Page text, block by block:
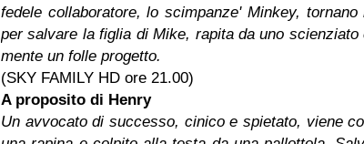
fedele collaboratore, lo scimpanze' Minkey, tornano
per salvare la figlia di Mike, rapita da uno scienziato
mente un folle progetto.
(SKY FAMILY HD ore 21.00)
A proposito di Henry
Un avvocato di successo, cinico e spietato, viene